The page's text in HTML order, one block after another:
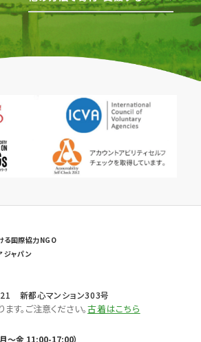
る国際協力NGO
ジャパン
新都心マンション303号
す。ご注意ください。古着はこちら
～金 11:00-17:00）